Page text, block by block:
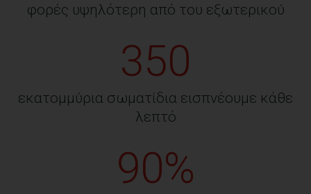
φορές υψηλότερη από του εξωτερικού
350
εκατομμύρια σωματίδια εισπνέουμε κάθε
λεπτό
90%